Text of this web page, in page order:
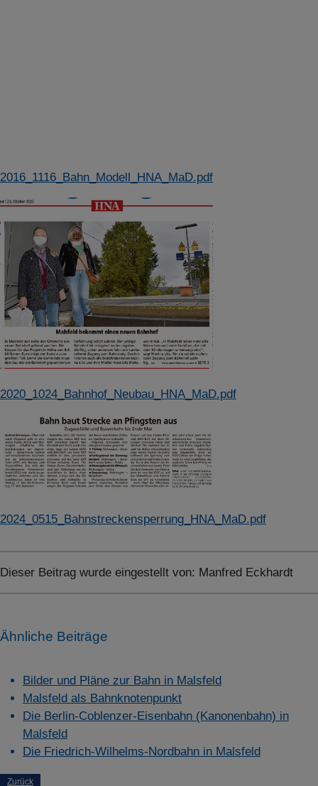
2016_1116_Bahn_Modell_HNA_MaD.pdf
2020_1024_Bahnhof_Neubau_HNA_MaD.pdf
2024_0515_Bahnstreckensperrung_HNA_MaD.pdf
Dieser Beitrag wurde eingestellt von: Manfred Eckhardt
Ähnliche Beiträge
Bilder und Pläne zur Bahn in Malsfeld
Malsfeld als Bahnknotenpunkt
Die Berlin-Coblenzer-Eisenbahn (Kanonenbahn) in
Malsfeld
Die Friedrich-Wilhelms-Nordbahn in Malsfeld
Zurück